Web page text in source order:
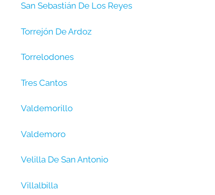
San Sebastián De Los Reyes
Torrejón De Ardoz
Torrelodones
Tres Cantos
Valdemorillo
Valdemoro
Velilla De San Antonio
Villalbilla